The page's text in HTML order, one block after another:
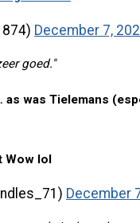
December 7,
goed."
as was Tielemans
Wow lol
December